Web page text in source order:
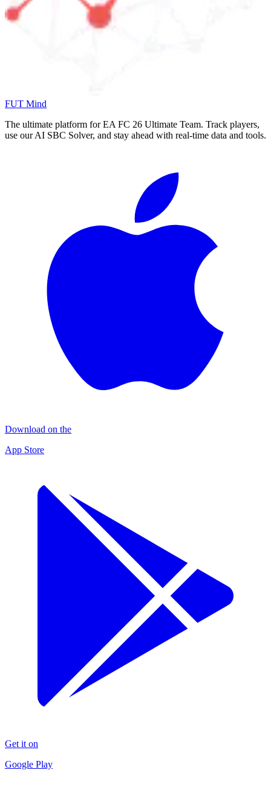
FUT Mind
The ultimate platform for EA FC 26 Ultimate Team. Track players,
use our AI SBC Solver, and stay ahead with real-time data and tools.
Download on the
App Store
Get it on
Google Play